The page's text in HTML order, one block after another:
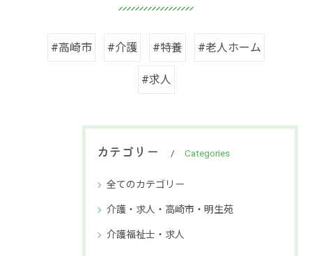
#高崎市 #介護 #特養 #老人ホーム
#求人
カテゴリー Categories
全てのカテゴリー
介護・求人・高崎市・明生苑
介護福祉士・求人